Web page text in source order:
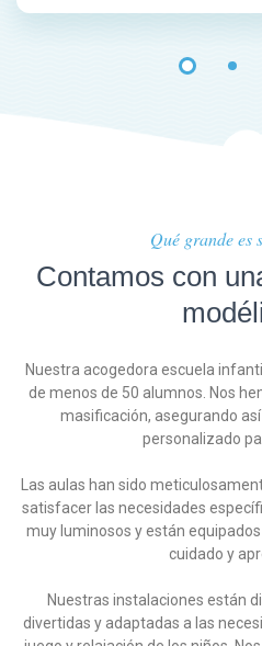
Qué grande es
Contamos con
Nuestra acogedora escuela
de menos de 50 alumnos. Nos
masificación, asegurando
personalizado
Las aulas han sido
satisfacer las necesidades
muy luminosos y están
cuidado y
Nuestras instalaciones están
divertidas y adaptadas a las